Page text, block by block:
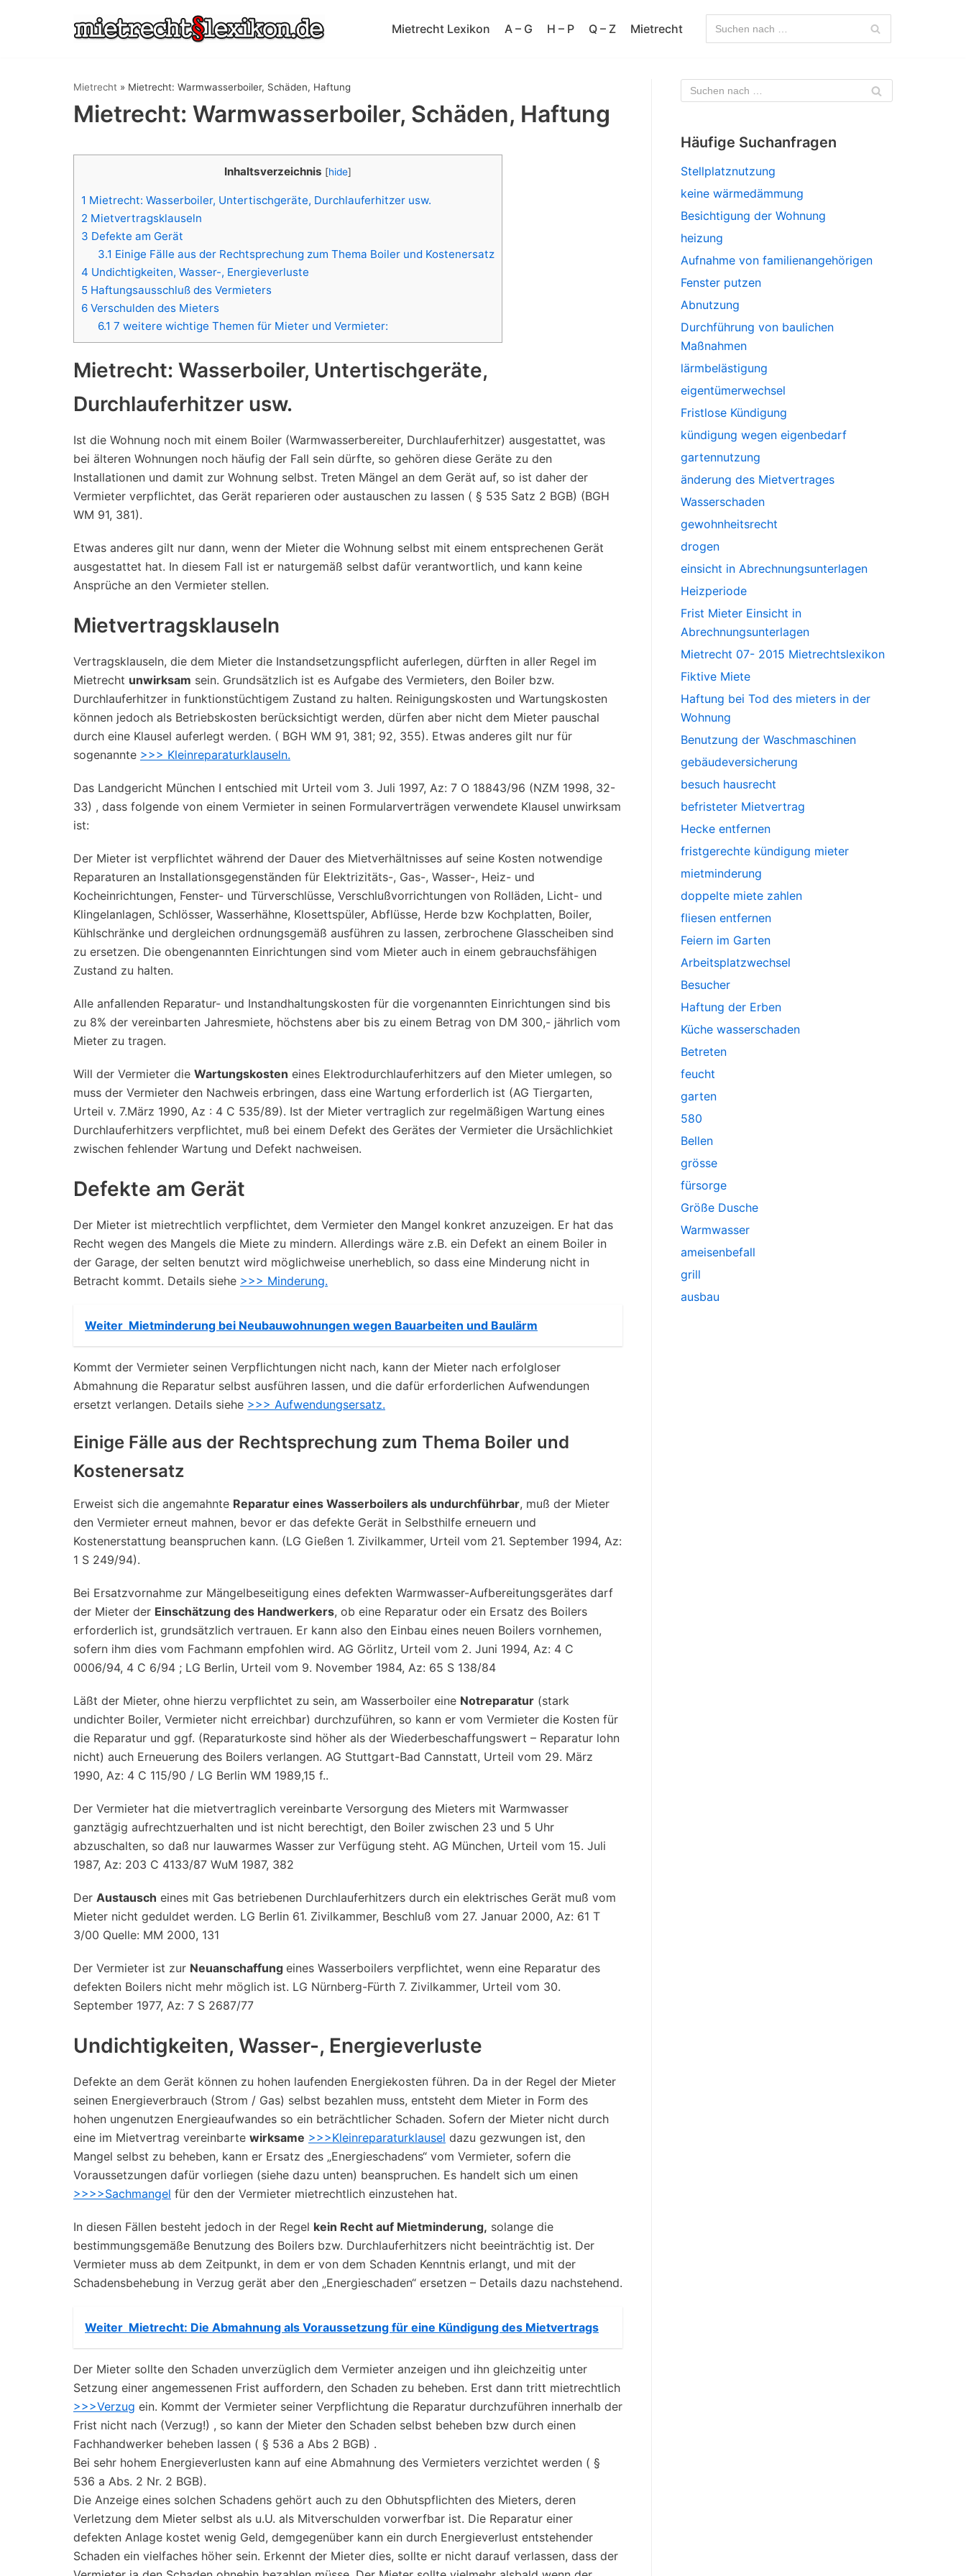
Mietrecht Lexikon A – G H – P Q – Z Mietrecht
Mietrecht » Mietrecht: Warmwasserboiler, Schäden, Haftung
Mietrecht: Warmwasserboiler, Schäden, Haftung
Inhaltsverzeichnis [hide]
1 Mietrecht: Wasserboiler, Untertischgeräte, Durchlauferhitzer usw.
2 Mietvertragsklauseln
3 Defekte am Gerät
3.1 Einige Fälle aus der Rechtsprechung zum Thema Boiler und Kostenersatz
4 Undichtigkeiten, Wasser-, Energieverluste
5 Haftungsausschluß des Vermieters
6 Verschulden des Mieters
6.1 7 weitere wichtige Themen für Mieter und Vermieter:
Mietrecht: Wasserboiler, Untertischgeräte,
Durchlauferhitzer usw.
Ist die Wohnung noch mit einem Boiler (Warmwasserbereiter, Durchlauferhitzer) ausgestattet, was
bei älteren Wohnungen noch häufig der Fall sein dürfte, so gehören diese Geräte zu den
Installationen und damit zur Wohnung selbst. Treten Mängel an dem Gerät auf, so ist daher der
Vermieter verpflichtet, das Gerät reparieren oder austauschen zu lassen ( § 535 Satz 2 BGB) (BGH
WM 91, 381).
Etwas anderes gilt nur dann, wenn der Mieter die Wohnung selbst mit einem entsprechenen Gerät
ausgestattet hat. In diesem Fall ist er naturgemäß selbst dafür verantwortlich, und kann keine
Ansprüche an den Vermieter stellen.
Mietvertragsklauseln
Vertragsklauseln, die dem Mieter die Instandsetzungspflicht auferlegen, dürften in aller Regel im
Mietrecht unwirksam sein. Grundsätzlich ist es Aufgabe des Vermieters, den Boiler bzw.
Durchlauferhitzer in funktionstüchtigem Zustand zu halten. Reinigungskosten und Wartungskosten
können jedoch als Betriebskosten berücksichtigt werden, dürfen aber nicht dem Mieter pauschal
durch eine Klausel auferlegt werden. ( BGH WM 91, 381; 92, 355). Etwas anderes gilt nur für
sogenannte >>> Kleinreparaturklauseln.
Das Landgericht München I entschied mit Urteil vom 3. Juli 1997, Az: 7 O 18843/96 (NZM 1998, 32-
33) , dass folgende von einem Vermieter in seinen Formularverträgen verwendete Klausel unwirksam
ist:
Der Mieter ist verpflichtet während der Dauer des Mietverhältnisses auf seine Kosten notwendige
Reparaturen an Installationsgegenständen für Elektrizitäts-, Gas-, Wasser-, Heiz- und
Kocheinrichtungen, Fenster- und Türverschlüsse, Verschlußvorrichtungen von Rolläden, Licht- und
Klingelanlagen, Schlösser, Wasserhähne, Klosettspüler, Abflüsse, Herde bzw Kochplatten, Boiler,
Kühlschränke und dergleichen ordnungsgemäß ausführen zu lassen, zerbrochene Glasscheiben sind
zu ersetzen. Die obengenannten Einrichtungen sind vom Mieter auch in einem gebrauchsfähigen
Zustand zu halten.
Alle anfallenden Reparatur- und Instandhaltungskosten für die vorgenannten Einrichtungen sind bis
zu 8% der vereinbarten Jahresmiete, höchstens aber bis zu einem Betrag von DM 300,- jährlich vom
Mieter zu tragen.
Will der Vermieter die Wartungskosten eines Elektrodurchlauferhitzers auf den Mieter umlegen, so
muss der Vermieter den Nachweis erbringen, dass eine Wartung erforderlich ist (AG Tiergarten,
Urteil v. 7.März 1990, Az : 4 C 535/89). Ist der Mieter vertraglich zur regelmäßigen Wartung eines
Durchlauferhitzers verpflichtet, muß bei einem Defekt des Gerätes der Vermieter die Ursächlichkiet
zwischen fehlender Wartung und Defekt nachweisen.
Defekte am Gerät
Der Mieter ist mietrechtlich verpflichtet, dem Vermieter den Mangel konkret anzuzeigen. Er hat das
Recht wegen des Mangels die Miete zu mindern. Allerdings wäre z.B. ein Defekt an einem Boiler in
der Garage, der selten benutzt wird möglichweise unerheblich, so dass eine Minderung nicht in
Betracht kommt. Details siehe >>> Minderung.
Weiter Mietminderung bei Neubauwohnungen wegen Bauarbeiten und Baulärm
Kommt der Vermieter seinen Verpflichtungen nicht nach, kann der Mieter nach erfolgloser
Abmahnung die Reparatur selbst ausführen lassen, und die dafür erforderlichen Aufwendungen
ersetzt verlangen. Details siehe >>> Aufwendungsersatz.
Einige Fälle aus der Rechtsprechung zum Thema Boiler und
Kostenersatz
Erweist sich die angemahnte Reparatur eines Wasserboilers als undurchführbar, muß der Mieter
den Vermieter erneut mahnen, bevor er das defekte Gerät in Selbsthilfe erneuern und
Kostenerstattung beanspruchen kann. (LG Gießen 1. Zivilkammer, Urteil vom 21. September 1994, Az:
1 S 249/94).
Bei Ersatzvornahme zur Mängelbeseitigung eines defekten Warmwasser-Aufbereitungsgerätes darf
der Mieter der Einschätzung des Handwerkers, ob eine Reparatur oder ein Ersatz des Boilers
erforderlich ist, grundsätzlich vertrauen. Er kann also den Einbau eines neuen Boilers vornhemen,
sofern ihm dies vom Fachmann empfohlen wird. AG Görlitz, Urteil vom 2. Juni 1994, Az: 4 C
0006/94, 4 C 6/94 ; LG Berlin, Urteil vom 9. November 1984, Az: 65 S 138/84
Läßt der Mieter, ohne hierzu verpflichtet zu sein, am Wasserboiler eine Notreparatur (stark
undichter Boiler, Vermieter nicht erreichbar) durchzuführen, so kann er vom Vermieter die Kosten für
die Reparatur und ggf. (Reparaturkoste sind höher als der Wiederbeschaffungswert – Reparatur lohn
nicht) auch Erneuerung des Boilers verlangen. AG Stuttgart-Bad Cannstatt, Urteil vom 29. März
1990, Az: 4 C 115/90 / LG Berlin WM 1989,15 f..
Der Vermieter hat die mietvertraglich vereinbarte Versorgung des Mieters mit Warmwasser
ganztägig aufrechtzuerhalten und ist nicht berechtigt, den Boiler zwischen 23 und 5 Uhr
abzuschalten, so daß nur lauwarmes Wasser zur Verfügung steht. AG München, Urteil vom 15. Juli
1987, Az: 203 C 4133/87 WuM 1987, 382
Der Austausch eines mit Gas betriebenen Durchlauferhitzers durch ein elektrisches Gerät muß vom
Mieter nicht geduldet werden. LG Berlin 61. Zivilkammer, Beschluß vom 27. Januar 2000, Az: 61 T
3/00 Quelle: MM 2000, 131
Der Vermieter ist zur Neuanschaffung eines Wasserboilers verpflichtet, wenn eine Reparatur des
defekten Boilers nicht mehr möglich ist. LG Nürnberg-Fürth 7. Zivilkammer, Urteil vom 30.
September 1977, Az: 7 S 2687/77
Undichtigkeiten, Wasser-, Energieverluste
Defekte an dem Gerät können zu hohen laufenden Energiekosten führen. Da in der Regel der Mieter
seinen Energieverbrauch (Strom / Gas) selbst bezahlen muss, entsteht dem Mieter in Form des
hohen ungenutzen Energieaufwandes so ein beträchtlicher Schaden. Sofern der Mieter nicht durch
eine im Mietvertrag vereinbarte wirksame >>>Kleinreparaturklausel dazu gezwungen ist, den
Mangel selbst zu beheben, kann er Ersatz des „Energieschadens“ vom Vermieter, sofern die
Voraussetzungen dafür vorliegen (siehe dazu unten) beanspruchen. Es handelt sich um einen
>>>>Sachmangel für den der Vermieter mietrechtlich einzustehen hat.
In diesen Fällen besteht jedoch in der Regel kein Recht auf Mietminderung, solange die
bestimmungsgemäße Benutzung des Boilers bzw. Durchlauferhitzers nicht beeinträchtig ist. Der
Vermieter muss ab dem Zeitpunkt, in dem er von dem Schaden Kenntnis erlangt, und mit der
Schadensbehebung in Verzug gerät aber den „Energieschaden“ ersetzen – Details dazu nachstehend.
Weiter Mietrecht: Die Abmahnung als Voraussetzung für eine Kündigung des Mietvertrags
Der Mieter sollte den Schaden unverzüglich dem Vermieter anzeigen und ihn gleichzeitig unter
Setzung einer angemessenen Frist auffordern, den Schaden zu beheben. Erst dann tritt mietrechtlich
>>>Verzug ein. Kommt der Vermieter seiner Verpflichtung die Reparatur durchzuführen innerhalb der
Frist nicht nach (Verzug!) , so kann der Mieter den Schaden selbst beheben bzw durch einen
Fachhandwerker beheben lassen ( § 536 a Abs 2 BGB) .
Bei sehr hohem Energieverlusten kann auf eine Abmahnung des Vermieters verzichtet werden ( §
536 a Abs. 2 Nr. 2 BGB).
Die Anzeige eines solchen Schadens gehört auch zu den Obhutspflichten des Mieters, deren
Verletzung dem Mieter selbst als u.U. als Mitverschulden vorwerfbar ist. Die Reparatur einer
defekten Anlage kostet wenig Geld, demgegenüber kann ein durch Energieverlust entstehender
Schaden ein vielfaches höher sein. Erkennt der Mieter dies, sollte er nicht darauf verlassen, dass der
Häufige Suchanfragen
Stellplatznutzung
keine wärmedämmung
Besichtigung der Wohnung
heizung
Aufnahme von familienangehörigen
Fenster putzen
Abnutzung
Durchführung von baulichen
Maßnahmen
lärmbelästigung
eigentümerwechsel
Fristlose Kündigung
kündigung wegen eigenbedarf
gartennutzung
änderung des Mietvertrages
Wasserschaden
gewohnheitsrecht
drogen
einsicht in Abrechnungsunterlagen
Heizperiode
Frist Mieter Einsicht in
Abrechnungsunterlagen
Mietrecht 07- 2015 Mietrechtslexikon
Fiktive Miete
Haftung bei Tod des mieters in der
Wohnung
Benutzung der Waschmaschinen
gebäudeversicherung
besuch hausrecht
befristeter Mietvertrag
Hecke entfernen
fristgerechte kündigung mieter
mietminderung
doppelte miete zahlen
fliesen entfernen
Feiern im Garten
Arbeitsplatzwechsel
Besucher
Haftung der Erben
Küche wasserschaden
Betreten
feucht
garten
580
Bellen
grösse
fürsorge
Größe Dusche
Warmwasser
ameisenbefall
grill
ausbau